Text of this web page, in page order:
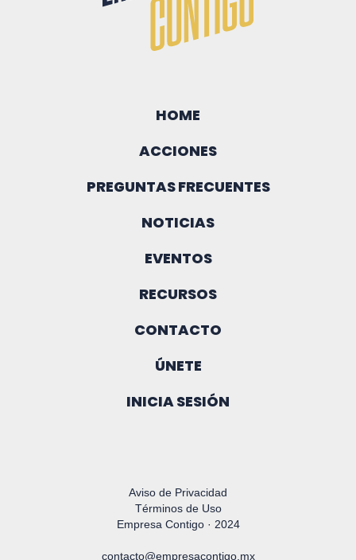
HOME
ACCIONES
PREGUNTAS FRECUENTES
NOTICIAS
EVENTOS
RECURSOS
CONTACTO
ÚNETE
INICIA SESIÓN
Aviso de Privacidad
Términos de Uso
Empresa Contigo · 2024
contacto@empresacontigo.mx